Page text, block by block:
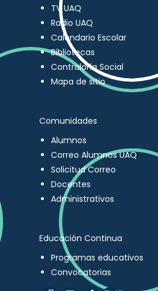
TV UAQ
Radio UAQ
Calendario Escolar
Bibliotecas
Contraloría Social
Mapa de sitio
Comunidades
Alumnos
Correo Alumnos UAQ
Solicitud Correo
Docentes
Administrativos
Educación Continua
Programas educativos
Convocatorias